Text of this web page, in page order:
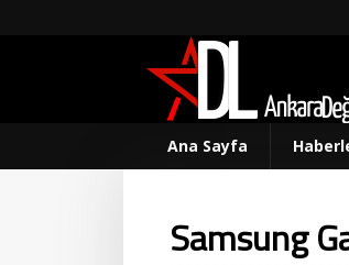
Ana Sayfa
Samsung